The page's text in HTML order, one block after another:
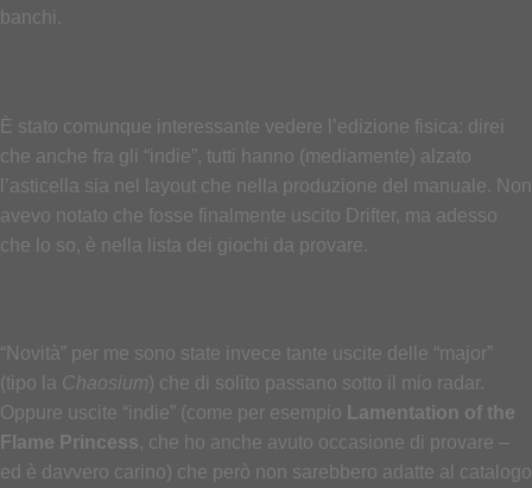
banchi.
È stato comunque interessante vedere l’edizione fisica: direi
che anche fra gli “indie”, tutti hanno (mediamente) alzato
l’asticella sia nel layout che nella produzione del manuale. Non
avevo notato che fosse finalmente uscito Drifter, ma adesso
che lo so, è nella lista dei giochi da provare.
“Novità” per me sono state invece tante uscite delle “major”
(tipo la Chaosium) che di solito passano sotto il mio radar.
Oppure uscite “indie” (come per esempio
Lamentation of the
Flame Princess, che ho anche avuto occasione di provare –
ed è davvero carino) che però non sarebbero adatte al catalogo